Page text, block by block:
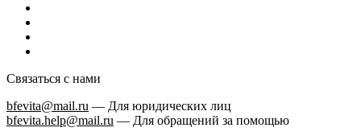
Связаться с нами
bfevita@mail.ru — Для юридических лиц
bfevita.help@mail.ru — Для обращений за помощью